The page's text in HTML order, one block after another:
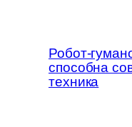
Робот-
способна
техника